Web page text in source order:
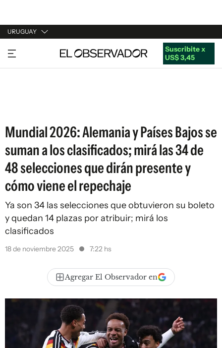
URUGUAY
URUGUAY
ARGENTINA
Suscribite x
US$ 3,45
Mundial 2026: Alemania y Países Bajos se
suman a los clasificados; mirá las 34 de
48 selecciones que dirán presente y
cómo viene el repechaje
Ya son 34 las selecciones que obtuvieron su boleto
y quedan 14 plazas por atribuir; mirá los
clasificados
18 de noviembre 2025 7:22 hs
Agregar El Observador en